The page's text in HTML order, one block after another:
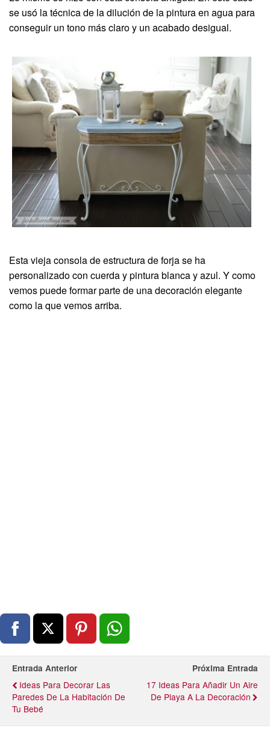
se usó la técnica de la dilución de la pintura en agua para
conseguir un tono más claro y un acabado desigual.
Esta vieja consola de estructura de forja se ha
personalizado con cuerda y pintura blanca y azul. Y como
vemos puede formar parte de una decoración elegante
como la que vemos arriba.
Entrada Anterior
Ideas Para Decorar Las
Paredes De La Habitación De
Tu Bebé
Próxima Entrada
17 Ideas Para Añadir Un Aire
De Playa A La Decoración